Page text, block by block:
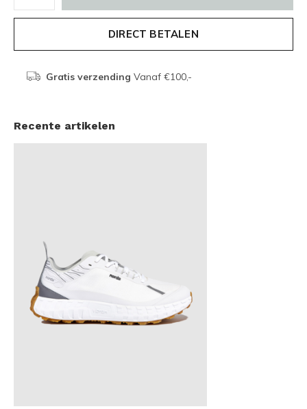
DIRECT BETALEN
Gratis verzending Vanaf €100,-
Recente artikelen